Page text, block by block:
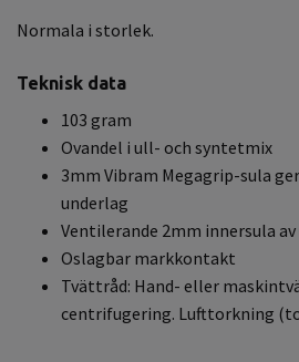
Normala i storlek.
Teknisk data
103 gram
Ovandel i ull- och syntetmix
3mm Vibram Megagrip-sula
underlag
Ventilerande 2mm innersula
Oslagbar markkontakt
Tvättråd: Hand- eller
centrifugering. Lufttorkning